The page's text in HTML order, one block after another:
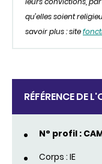
qu’elles soient
savoir plus : site
RÉFÉRENCE DE
N° profil :
Corps : IE